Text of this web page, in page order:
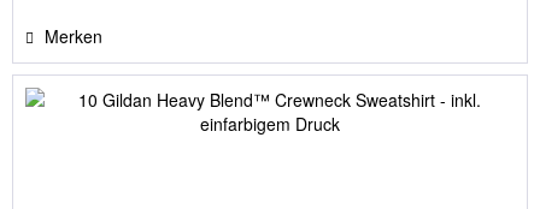
Merken